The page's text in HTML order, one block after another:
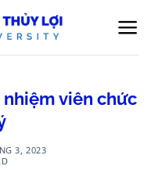
viên chức
3, 2023